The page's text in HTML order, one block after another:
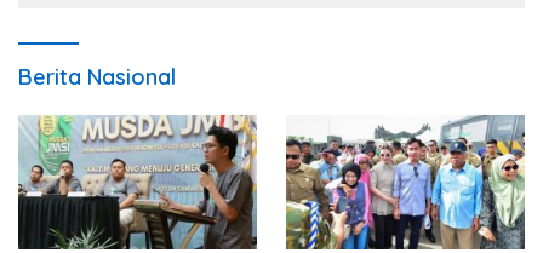
Berita Nasional